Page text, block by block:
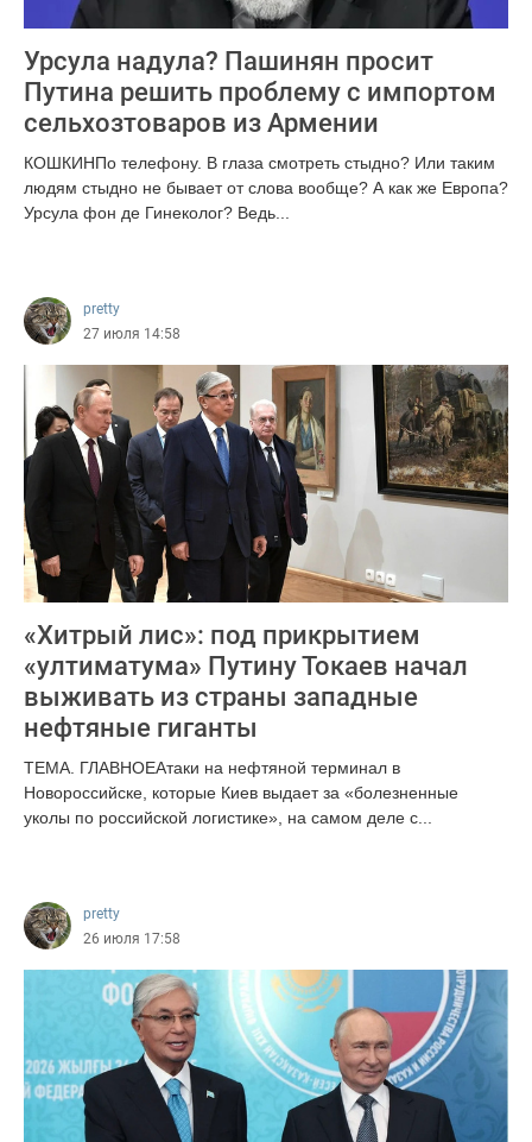
Урсула надула? Пашинян просит
Путина решить проблему с импортом
сельхозтоваров из Армении
КОШКИНПо телефону. В глаза смотреть стыдно? Или таким
людям стыдно не бывает от слова вообще? А как же Европа?
Урсула фон де Гинеколог? Ведь...
pretty
27 июля 14:58
«Хитрый лис»: под прикрытием
«ултиматума» Путину Токаев начал
выживать из страны западные
нефтяные гиганты
ТЕМА. ГЛАВНОЕАтаки на нефтяной терминал в
Новороссийске, которые Киев выдает за «болезненные
уколы по российской логистике», на самом деле с...
pretty
26 июля 17:58